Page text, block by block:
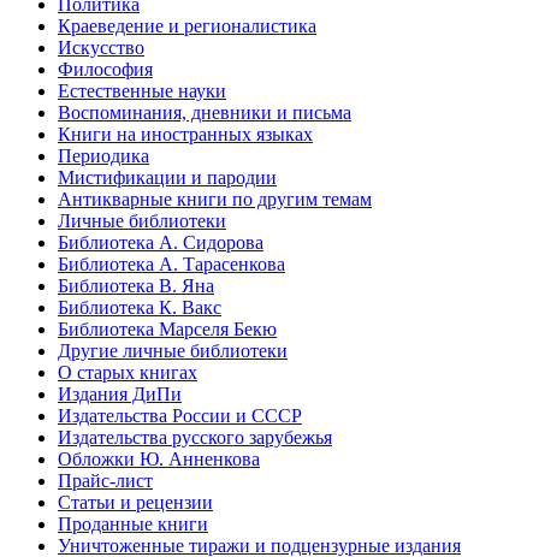
Политика
Краеведение и регионалистика
Искусство
Философия
Естественные науки
Воспоминания, дневники и письма
Книги на иностранных языках
Периодика
Мистификации и пародии
Антикварные книги по другим темам
Личные библиотеки
Библиотека А. Сидорова
Библиотека А. Тарасенкова
Библиотека В. Яна
Библиотека К. Вакс
Библиотека Марселя Бекю
Другие личные библиотеки
О старых книгах
Издания ДиПи
Издательства России и СССР
Издательства русского зарубежья
Обложки Ю. Анненкова
Прайс-лист
Статьи и рецензии
Проданные книги
Уничтоженные тиражи и подцензурные издания